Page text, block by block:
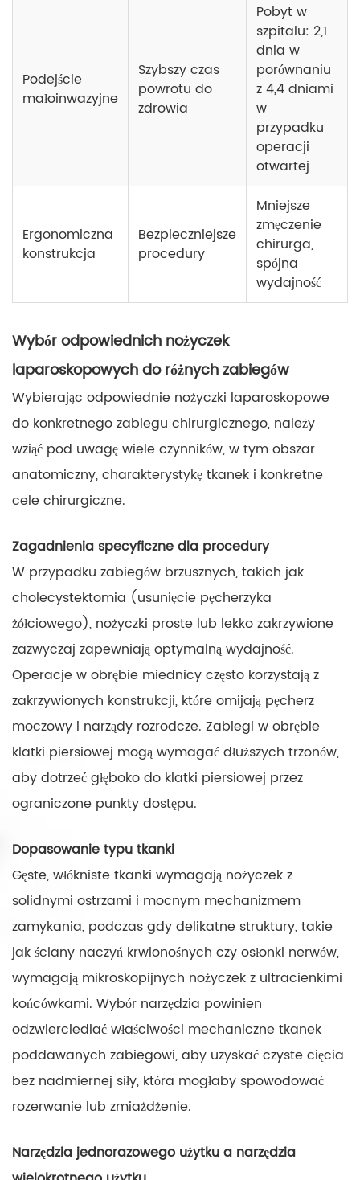
Podejście
małoinwazyjne
Szybszy czas
powrotu do
zdrowia
Pobyt w
szpitalu: 2,1
dnia w
porównaniu
z 4,4 dniami
w
przypadku
operacji
otwartej
Ergonomiczna
konstrukcja
Bezpieczniejsze
procedury
Mniejsze
zmęczenie
chirurga,
spójna
wydajność
Wybór odpowiednich nożyczek
laparoskopowych do różnych zabiegów
Wybierając odpowiednie nożyczki laparoskopowe
do konkretnego zabiegu chirurgicznego, należy
wziąć pod uwagę wiele czynników, w tym obszar
anatomiczny, charakterystykę tkanek i konkretne
cele chirurgiczne.
Zagadnienia specyficzne dla procedury
W przypadku zabiegów brzusznych, takich jak
cholecystektomia (usunięcie pęcherzyka
żółciowego), nożyczki proste lub lekko zakrzywione
zazwyczaj zapewniają optymalną wydajność.
Operacje w obrębie miednicy często korzystają z
zakrzywionych konstrukcji, które omijają pęcherz
moczowy i narządy rozrodcze. Zabiegi w obrębie
klatki piersiowej mogą wymagać dłuższych trzonów,
aby dotrzeć głęboko do klatki piersiowej przez
ograniczone punkty dostępu.
Dopasowanie typu tkanki
Gęste, włókniste tkanki wymagają nożyczek z
solidnymi ostrzami i mocnym mechanizmem
zamykania, podczas gdy delikatne struktury, takie
jak ściany naczyń krwionośnych czy osłonki nerwów,
wymagają mikroskopijnych nożyczek z ultracienkimi
końcówkami. Wybór narzędzia powinien
odzwierciedlać właściwości mechaniczne tkanek
poddawanych zabiegowi, aby uzyskać czyste cięcia
bez nadmiernej siły, która mogłaby spowodować
rozerwanie lub zmiażdżenie.
Narzędzia jednorazowego użytku a narzędzia